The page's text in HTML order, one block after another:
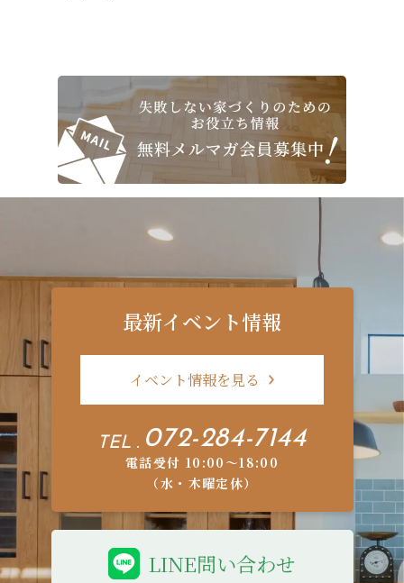
最新イベント情報
イベント情報を見る
TEL . 072-284-7144
電話受付 10:00〜18:00
（水・木曜定休）
LINE問い合わせ